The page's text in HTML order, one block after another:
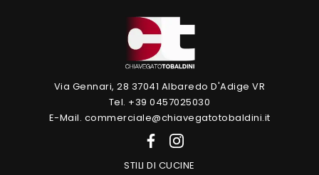
Via Gennari, 28 37041 Albaredo D'Adige VR
Tel. +39 0457025030
E-Mail. commerciale@chiavegatotobaldini.it
STILI DI CUCINE